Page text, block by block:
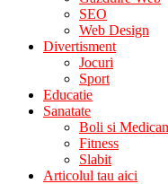
SEO
Web Design
Divertisment
Jocuri
Sport
Educatie
Sanatate
Boli si
Fitness
Slabit
Articolul tau aici